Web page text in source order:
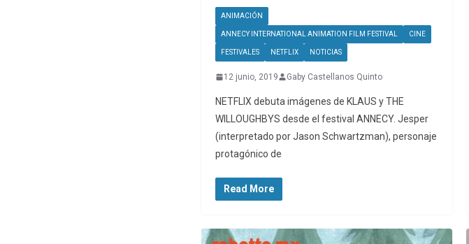
ANIMACIÓN
ANNECY INTERNATIONAL ANIMATION FILM FESTIVAL CINE
FESTIVALES NETFLIX NOTICIAS
12 junio, 2019 Gaby Castellanos Quinto
NETFLIX debuta imágenes de KLAUS y THE
WILLOUGHBYS desde el festival ANNECY. Jesper
(interpretado por Jason Schwartzman), personaje
protagónico de
Read More